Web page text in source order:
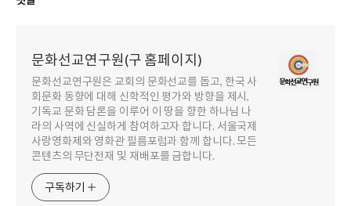
문화선교연구원(구 홈페이지)
문화선교연구원은 교회의 문화선교를 돕고, 한국 사
회문화 동향에 대해 신학적인 평가와 방향을 제시,
기독교 문화 담론을 이루어 이 땅을 향한 하나님 나
라의 사역에 신실하게 참여하고자 합니다. 서울국제
사랑영화제와 영화관 필름포럼과 함께 합니다. 모든
콘텐츠의 무단전재 및 재배포를 금합니다.
구독하기